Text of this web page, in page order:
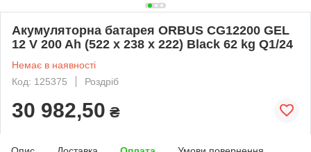
Акумуляторна батарея ORBUS CG12200 GEL
12 V 200 Ah (522 х 238 х 222) Black 62 kg Q1/24
Немає в наявності
Код: 125375
Роздріб
30 982,50 ₴